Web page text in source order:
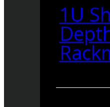
1U